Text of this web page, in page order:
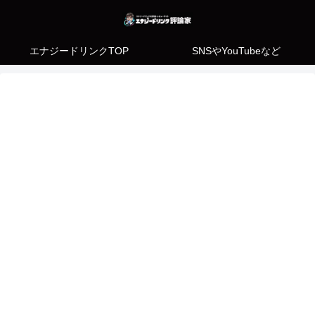
エナジードリンクTOP SNSやYouTubeなど